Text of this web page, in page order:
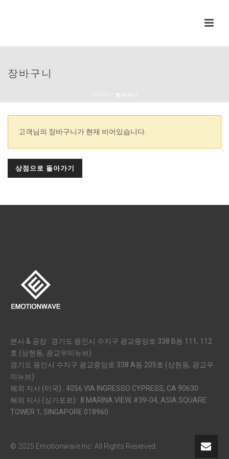
장바구니
/ 장바구니
고객님의 장바구니가 현재 비어있습니다.
상점으로 돌아가기
본사 & 공장 : 경기도 용인시 수지구 광교중앙로 338 B동 111, 112
호 (상현동, 광교우미뉴브)
경기도 용인시 수지구 광교중앙로 338 A동 205호 (상현동, 광교우
미뉴브)
해외 지사 (미국) : 4056 VIA INGRESSO CYPRESS, CA 90630
해외 지사 (싱가포르) : 8 MARINA VIEW, #39-04, ASIA SQUARE
TOWER 1, SINGAPORE 018960
© 2025 Emotionwave Inc. All Rights Reserved.